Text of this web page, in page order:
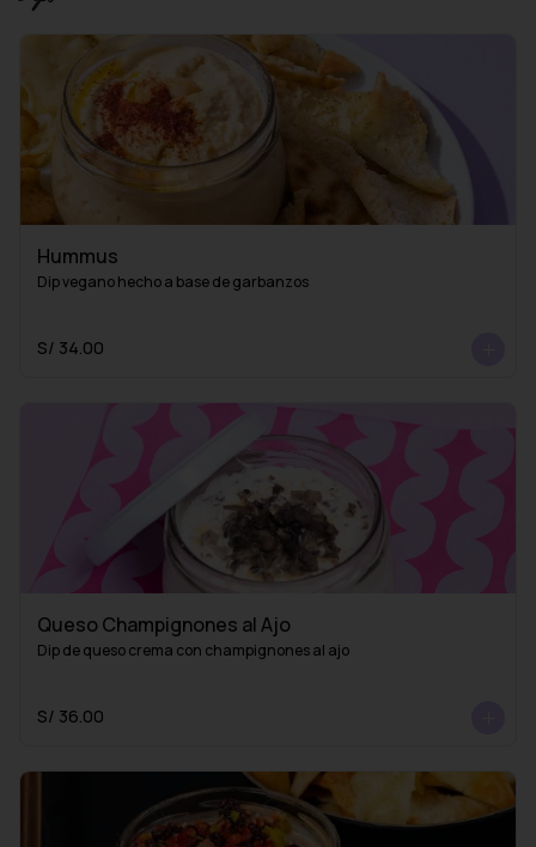
Hummus
Dip vegano hecho a base de garbanzos
S/ 34.00
Queso Champignones al Ajo
Dip de queso crema con champignones al ajo
S/ 36.00